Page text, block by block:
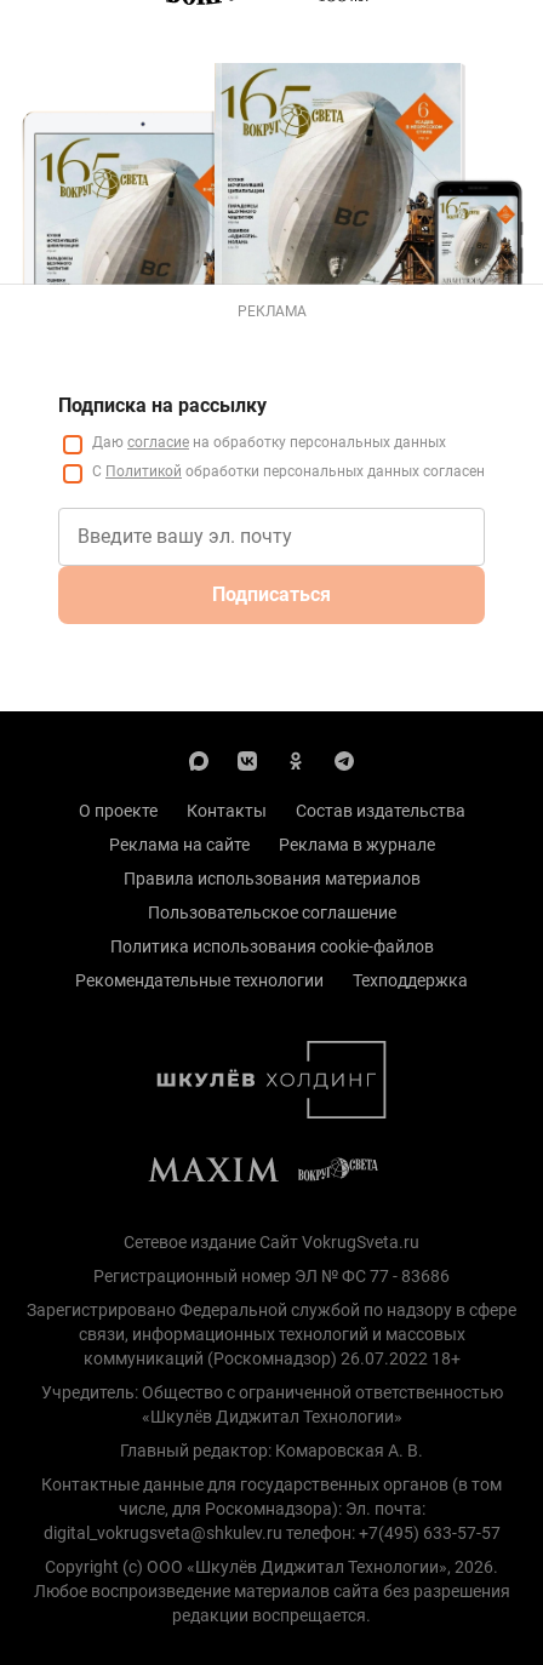
РЕКЛАМА
Подписка на рассылку
Даю согласие на обработку персональных данных
С Политикой обработки персональных данных согласен
Подписаться
О проекте Контакты
Состав издательства
Реклама на сайте
Реклама в журнале
Правила использования материалов
Пользовательское соглашение
Политика использования cookie-файлов
Рекомендательные технологии
Техподдержка
Сетевое издание Сайт VokrugSveta.ru
Регистрационный номер ЭЛ № ФС 77 - 83686
Зарегистрировано Федеральной службой по надзору в сфере
связи, информационных технологий и массовых
коммуникаций (Роскомнадзор) 26.07.2022 18+
Учредитель: Общество с ограниченной ответственностью
«Шкулёв Диджитал Технологии»
Главный редактор: Комаровская А. В.
Контактные данные для государственных органов (в том
числе, для Роскомнадзора): Эл. почта:
digital_vokrugsveta@shkulev.ru телефон: +7(495) 633-57-57
Copyright (с) ООО «Шкулёв Диджитал Технологии», 2026.
Любое воспроизведение материалов сайта без разрешения
редакции воспрещается.